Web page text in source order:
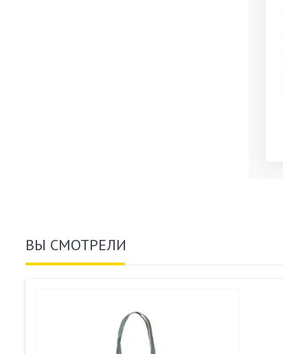
ВЫ СМОТРЕЛИ